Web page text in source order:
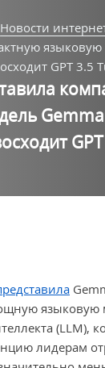
Новости
GPT 3.5
языковую
(LLM),
лидерам